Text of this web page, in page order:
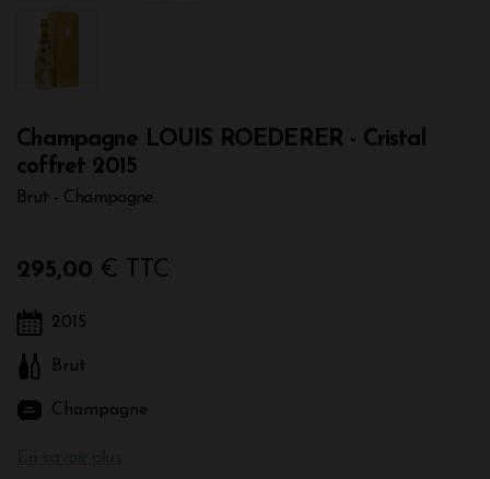
Champagne LOUIS ROEDERER - Cristal
coffret 2015
Brut - Champagne
295,00 € TTC
2015
Brut
Champagne